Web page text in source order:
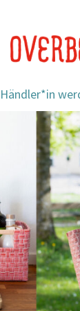
Händler*in